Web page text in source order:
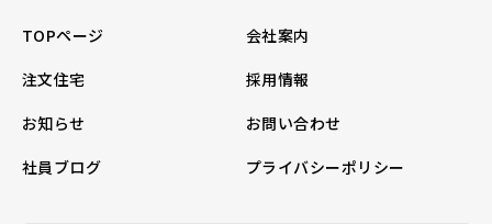
TOPページ
会社案内
注文住宅
採用情報
お知らせ
お問い合わせ
社員ブログ
プライバシーポリシー